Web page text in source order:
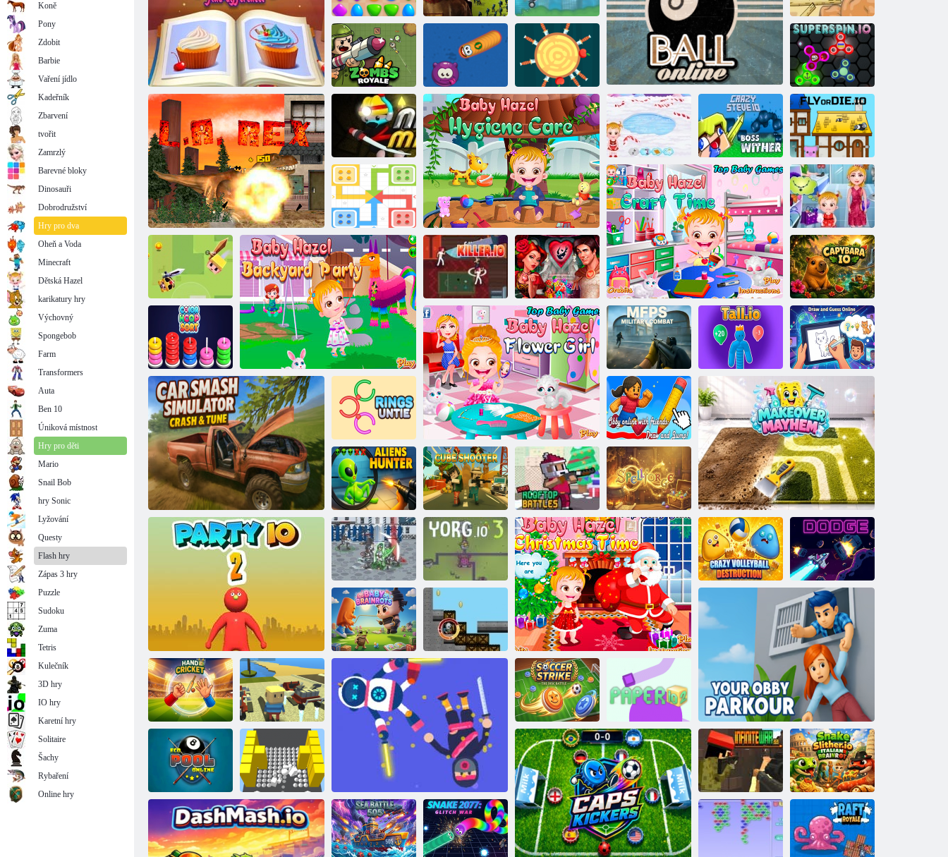
Rachel Holmes si všimla rozdílu
Arena Boom Imperia online Bláznivý závod
8 Ball Online
Adam a Eva 2
Zombie Grand
Piano
Zóna červů
La Rex
Házet nůž online Superspin. io
Maynkraft:
Ninja Miner 2
Péče o dítě Hazel
Perníková
chaloupka dítě
Hazel
Crazysteve. io Flobordie. io
Dětskou dítě Hazel
Legenda Ludo
Select kotě
Hazel Fancy
Dress
Sloučit vraždu
Dítě Hazel se připravuje na party na zahradě
Zabiják. io Rytíři a nevěsty Kapybara online
Dítě Hazel - květinářka
Třídění podle
barvy obručí
Multiplayerová
střílečka z
pohledu první
osoby Vojenský
boj
Zvyšující se růst
Simulátor auto-katastrofy: prasknutí a ladění
Kresli a hádej
online
Prsteny jsou
rozvázané
Online Obby s
přáteli: kreslete a
skákejte!
Transformace a chaos
Mimozemský
lov
Kostková
střílečka
Střešní vánoční
bitvy
Strana. IO 2
Spell Forge
Feudalismus 3 Yorg. io 3
Vánoce s baby Hazel
destrukce ve
Únik
Italský Brainrot:
děti
Váš Obbi-Parkour
Peklo
Ruční kriket
COGAM:
Sestavte si svůj
dům
Fotbalová stávka Papír io 2
Eko bazén
online
Barevný punč
online
Infinite War
2020
Plazící se had
italský
mozkomor
Koně
Pony
Zdobit
Barbie
Vaření jídlo
Kadeřník
Zbarvení
tvořit
Zamrzlý
Barevné bloky
Dinosauři
Dobrodružství
Hry pro dva
Oheň a Voda
Minecraft
Dětská Hazel
karikatury hry
Výchovný
Spongebob
Farm
Transformers
Auta
Ben 10
Úniková místnost
Hry pro děti
Mario
Snail Bob
hry Sonic
Lyžování
Questy
Flash hry
Zápas 3 hry
Puzzle
Sudoku
Zuma
Tetris
Kulečník
3D hry
IO hry
Karetní hry
Solitaire
Šachy
Rybaření
Online hry